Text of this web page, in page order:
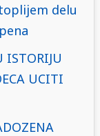
delu
ISTORIJU
UCITI